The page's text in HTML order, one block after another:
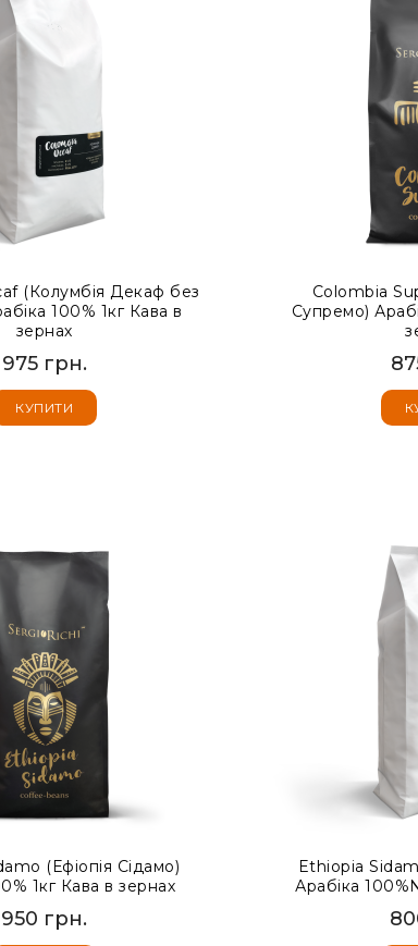
(Колумбія Декаф без
100% 1кг Кава в
зернах
975 грн.
КУПИТИ
Colombia
Супремо)
(Ефіопія Сідамо)
1кг Кава в зернах
950 грн.
Ethiopia
Арабіка